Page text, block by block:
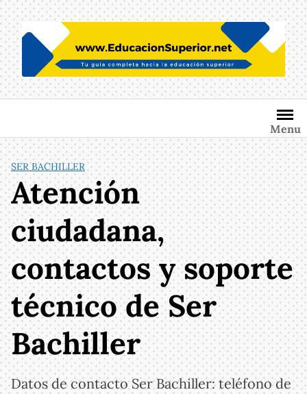
Saltar
al
contenido
Menu
SER BACHILLER
Atención
ciudadana,
contactos y soporte
técnico de Ser
Bachiller
Datos de contacto Ser Bachiller: teléfono de